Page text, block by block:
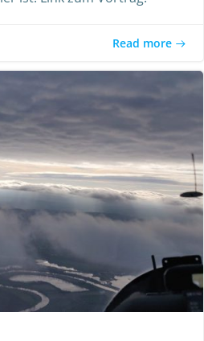
Read more